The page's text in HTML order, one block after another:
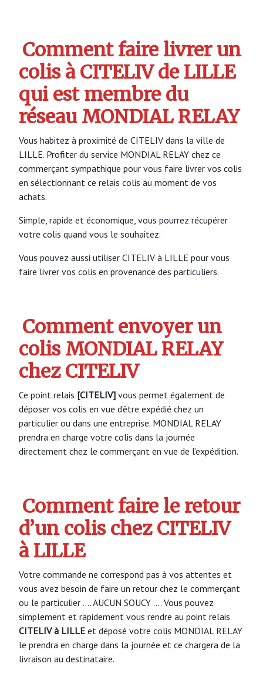
Comment faire livrer un
colis à CITELIV de LILLE
qui est membre du
réseau MONDIAL RELAY
Vous habitez à proximité de CITELIV dans la ville de
LILLE. Profiter du service MONDIAL RELAY chez ce
commerçant sympathique pour vous faire livrer vos colis
en sélectionnant ce relais colis au moment de vos
achats.
Simple, rapide et économique, vous pourrez récupérer
votre colis quand vous le souhaitez.
Vous pouvez aussi utiliser CITELIV à LILLE pour vous
faire livrer vos colis en provenance des particuliers.
Comment envoyer un
colis MONDIAL RELAY
chez CITELIV
Ce point relais [CITELIV] vous permet également de
déposer vos colis en vue d’être expédié chez un
particulier ou dans une entreprise. MONDIAL RELAY
prendra en charge votre colis dans la journée
directement chez le commerçant en vue de l’expédition.
Comment faire le retour
d’un colis chez CITELIV
à LILLE
Votre commande ne correspond pas à vos attentes et
vous avez besoin de faire un retour chez le commerçant
ou le particulier …. AUCUN SOUCY …. Vous pouvez
simplement et rapidement vous rendre au point relais
CITELIV à LILLE et déposé votre colis MONDIAL RELAY
le prendra en charge dans la journée et ce chargera de la
livraison au destinataire.